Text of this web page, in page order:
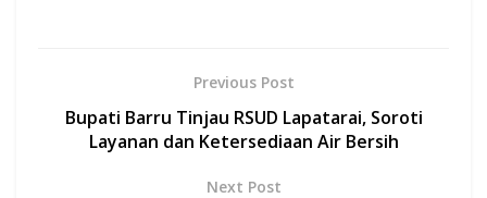
o
o
A
p
er l
Previous Post
Bupati Barru Tinjau RSUD Lapatarai, Soroti
Layanan dan Ketersediaan Air Bersih
Next Post